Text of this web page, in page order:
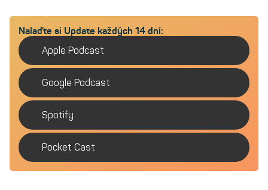
Nalaďte si Update každých 14 dní:
Apple Podcast
Google Podcast
Spotify
Pocket Cast